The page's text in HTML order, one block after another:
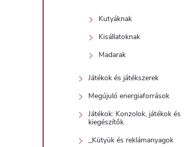
Kutyáknak
Kisállatoknak
Madarak
Játékok és játékszerek
Megújuló energiaforrások
Játékok: Konzolok, játékok és
kiegészítők
_Kütyük és reklámanyagok